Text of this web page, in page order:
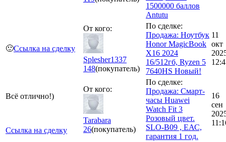
1500000 баллов
Antutu
🙂Ссылка на сделку
От кого:
Splesher1337
148(покупатель)
По сделке:
Продажа: Ноутбук
Honor MagicBook
X16 2024
16/512гб, Ryzen 5
7640HS Новый!
11
окт
Всё отлично!)
Ссылка на сделку
От кого:
Tarabara
26(покупатель)
По сделке:
Продажа: Смарт-
часы Huawei
Watch Fit 3
Розовый цвет.
SLO-B09 , ЕАС,
гарантия 1 год.
16
сен